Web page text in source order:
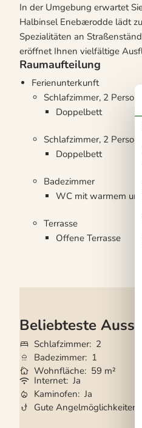
In der Umgebung erwartet
Halbinsel Enebærodde lädt
Spezialitäten an
eröffnet Ihnen vielfältige
Raumaufteilung
Ferienunterkunft
Schlafzimmer, 2
Doppelbett
Schlafzimmer, 2
Doppelbett
Badezimmer
WC mit warmem
Terrasse
Offene Terrasse
Beliebteste
Schlafzimmer 2
Badezimmer 1
Wohnfläche 59 m²
Internet Ja
Kaminofen Ja
Gute Angelmöglichkeiten